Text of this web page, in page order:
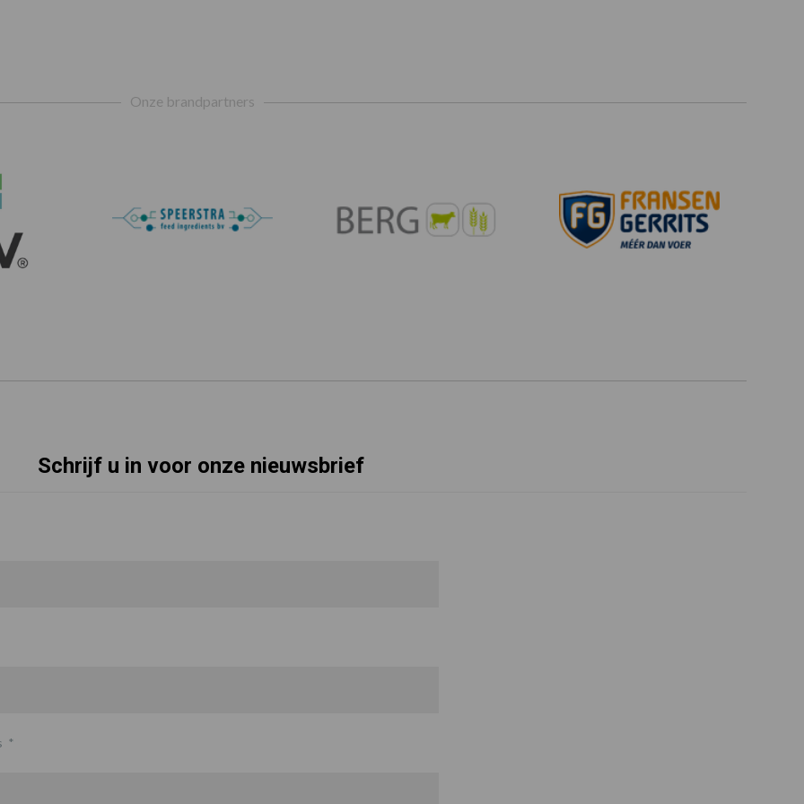
Onze brandpartners
Schrijf u in voor onze nieuwsbrief
*